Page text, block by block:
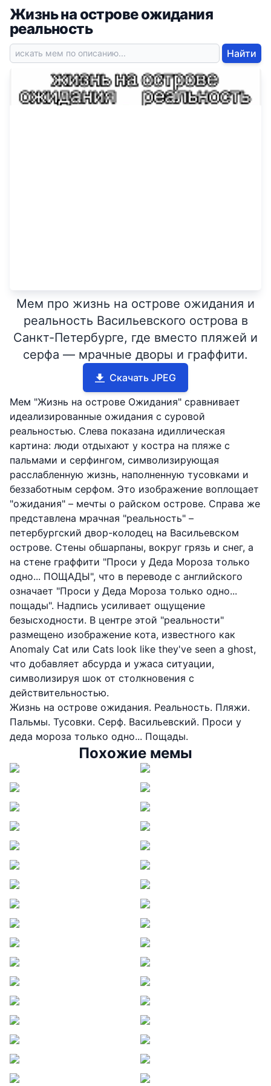
Жизнь на острове ожидания
реальность
Найти
Мем про жизнь на острове ожидания и
реальность Васильевского острова в
Санкт-Петербурге, где вместо пляжей и
серфа — мрачные дворы и граффити.
Скачать JPEG
Мем "Жизнь на острове Ожидания" сравнивает
идеализированные ожидания с суровой
реальностью. Слева показана идиллическая
картина: люди отдыхают у костра на пляже с
пальмами и серфингом, символизирующая
расслабленную жизнь, наполненную тусовками и
беззаботным серфом. Это изображение воплощает
"ожидания" – мечты о райском острове. Справа же
представлена мрачная "реальность" –
петербургский двор-колодец на Васильевском
острове. Стены обшарпаны, вокруг грязь и снег, а
на стене граффити "Проси у Деда Мороза только
одно... ПОЩАДЫ", что в переводе с английского
означает "Проси у Деда Мороза только одно...
пощады". Надпись усиливает ощущение
безысходности. В центре этой "реальности"
размещено изображение кота, известного как
Anomaly Cat или Cats look like they've seen a ghost,
что добавляет абсурда и ужаса ситуации,
символизируя шок от столкновения с
действительностью.
Жизнь на острове ожидания. Реальность. Пляжи.
Пальмы. Тусовки. Серф. Васильевский. Проси у
деда мороза только одно... Пощады.
Похожие мемы